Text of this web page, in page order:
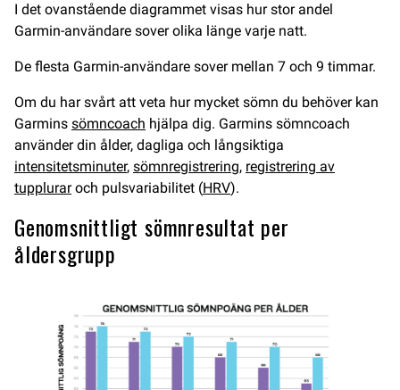
I det ovanstående diagrammet visas hur stor andel
Garmin-användare sover olika länge varje natt.
De flesta Garmin-användare sover mellan 7 och 9 timmar.
Om du har svårt att veta hur mycket sömn du behöver kan
Garmins sömncoach hjälpa dig. Garmins sömncoach
använder din ålder, dagliga och långsiktiga
intensitetsminuter, sömnregistrering, registrering av
tuppluraroch pulsvariabilitet (HRV).
Genomsnittligt sömnresultat per
åldersgrupp